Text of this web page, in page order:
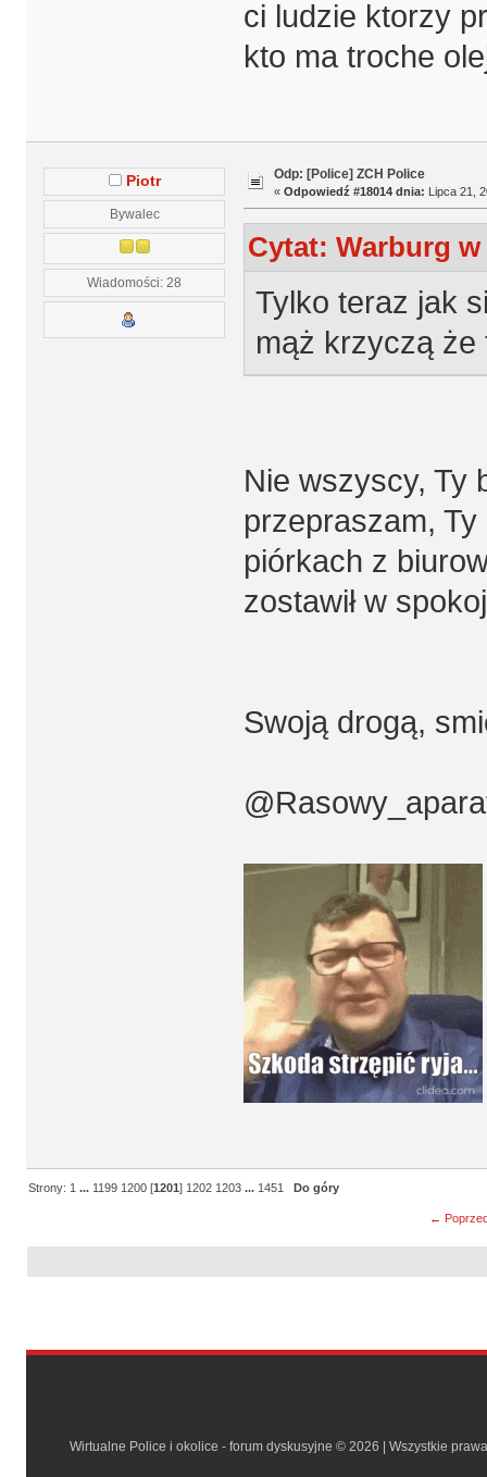
ci ludzie ktorzy
kto ma troche
Piotr
Bywalec
Wiadomości: 28
Odp: [Police] ZCH Police
« Odpowiedź #18014 dnia: Lipca 21,
Cytat: Warburg w
Tylko teraz jak
mąż krzyczą
Nie wszyscy, Ty
przepraszam,
piórkach z
zostawił w
Swoją drogą,
Strony: 1 ... 1199 1200 [1201] 1202 1203 ... 1451 Do góry
←
Wirtualne Police i okolice - forum dyskusyjne © 2026 | Wszystkie